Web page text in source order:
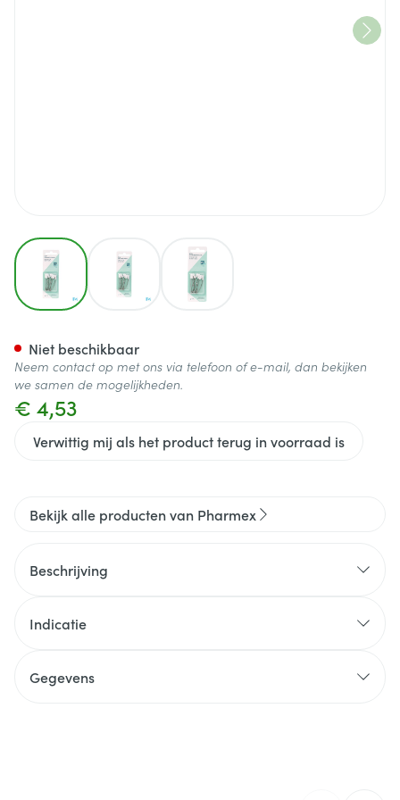
View larger imageView larger imageView larger image
€ 4,53
Verwittig mij als het product terug in voorraad is
Niet beschikbaar
Neem contact op met ons via telefoon of e-mail, dan bekijken
we samen de mogelijkheden.
Bekijk alle producten van Pharmex
Beschrijving
Indicatie
Gegevens